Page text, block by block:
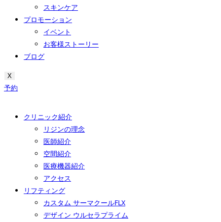
スキンケア
プロモーション
イベント
お客様ストーリー
ブログ
X
予約
クリニック紹介
リジンの理念
医師紹介
空間紹介
医療機器紹介
アクセス
リフティング
カスタム サーマクールFLX
デザイン ウルセラプライム